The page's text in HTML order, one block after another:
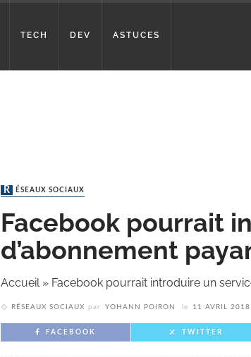
TECH DEV ASTUCES
RÉSEAUX SOCIAUX
Facebook pourrait
d’abonnement
Accueil» Facebook pourrait introduire un
RÉSEAUX SOCIAUX par YOHANN POIRON le 11 AVRIL 2018
FACEBOOK TWITTER